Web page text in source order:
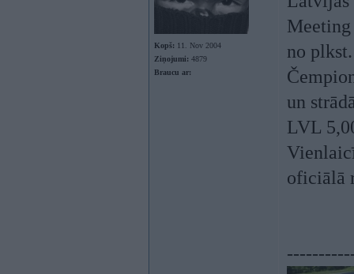
Kopš: 11. Nov 2004
Ziņojumi: 4879
Braucu ar:
no
un
LVL
oficiālā